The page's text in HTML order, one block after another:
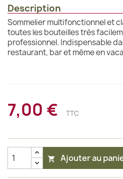
Description
Sommelier multifonctionnel et
toutes les bouteilles très
professionnel. Indispensable
restaurant, bar et même en
7,00 € TTC
 Ajouter au